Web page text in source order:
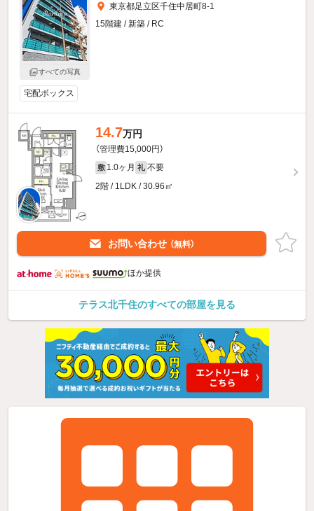
すべての写真
東京都足立区千住中居町8-1
15階建 / 新築 / RC
宅配ボックス
14.7万円
（管理費15,000円）
敷 1.0ヶ月 礼 不要
2階 / 1LDK / 30.96㎡
お問い合わせ （無料）
ほか提供
テラス北千住のすべての部屋を見る